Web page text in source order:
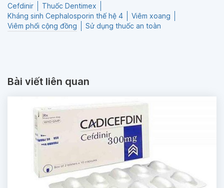
Cefdinir
Thuốc Dentimex
Kháng sinh Cephalosporin thế hệ 4
Viêm xoang
Viêm phổi cộng đồng
Sử dụng thuốc an toàn
Bài viết liên quan